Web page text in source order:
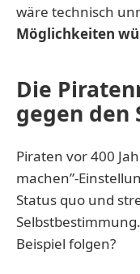
wäre technisch
Möglichkeiten
Die
gegen den
Piraten vor 400
machen”-
Status quo und
Beispiel folgen?